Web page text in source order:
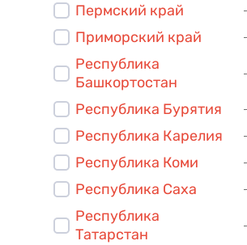
Пермский край
Приморский край
Республика
Башкортостан
Республика Бурятия
Республика Карелия
Республика Коми
Республика Саха
Республика
Татарстан